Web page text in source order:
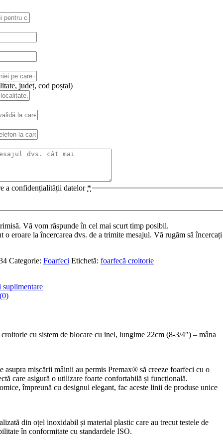
județ, cod poștal)
a confidențialității datelor *
Vă vom răspunde în cel mai scurt timp posibil.
o eroare la încercarea dvs. de a trimite mesajul. Vă rugăm să încercați
Categorie: Foarfeci Etichetă: foarfecă croitorie
cu sistem de blocare cu inel, lungime 22cm (8-3/4″) – mâna
asupra mișcării mâinii au permis Premax® să creeze foarfeci cu o
care asigură o utilizare foarte confortabilă și funcțională.
împreună cu designul elegant, fac aceste linii de produse unice
din oțel inoxidabil și material plastic care au trecut testele de
în conformitate cu standardele ISO.